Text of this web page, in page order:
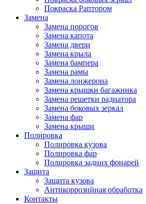
Покраска Раптором
Замена
Замена порогов
Замена капота
Замена двери
Замена крыла
Замена бампера
Замена рамы
Замена лонжерона
Замена крышки багажника
Замена решетки радиатора
Замена боковых зеркал
Замена фар
Замена крыши
Полировка
Полировка кузова
Полировка фар
Полировка задних фонарей
Защита
Защита кузова
Антикоррозийная обработка
Контакты